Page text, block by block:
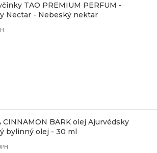
TAO PREMIUM PERFUM -
Nectar - Nebeský nektar
CINNAMON BARK olej Ajurvédsky
bylinný olej - 30 ml